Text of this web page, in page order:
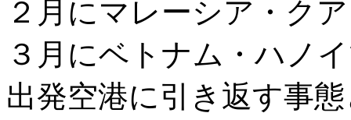
２月にマレーシア・ク
３月にベトナム・ハノ
出発空港に引き返す事